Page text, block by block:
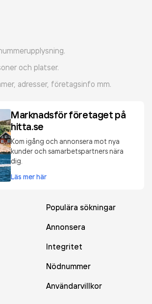
och platser.
adresser, företagsinfo mm.
Marknadsför företaget på
hitta.se
Kom igång och annonsera mot nya
kunder och samarbetspartners nära
dig.
Läs mer här
Populära sökningar
Annonsera
Integritet
Nödnummer
Användarvillkor